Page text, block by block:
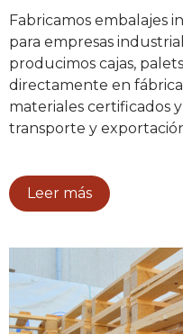
Fabricamos embalajes
para empresas
producimos cajas,
directamente en
materiales certificados
transporte y
Leer más